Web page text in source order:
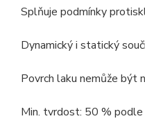
Splňuje podmínky
Dynamický i statický
Povrch laku nemůže být
Min. tvrdost: 50 % podle